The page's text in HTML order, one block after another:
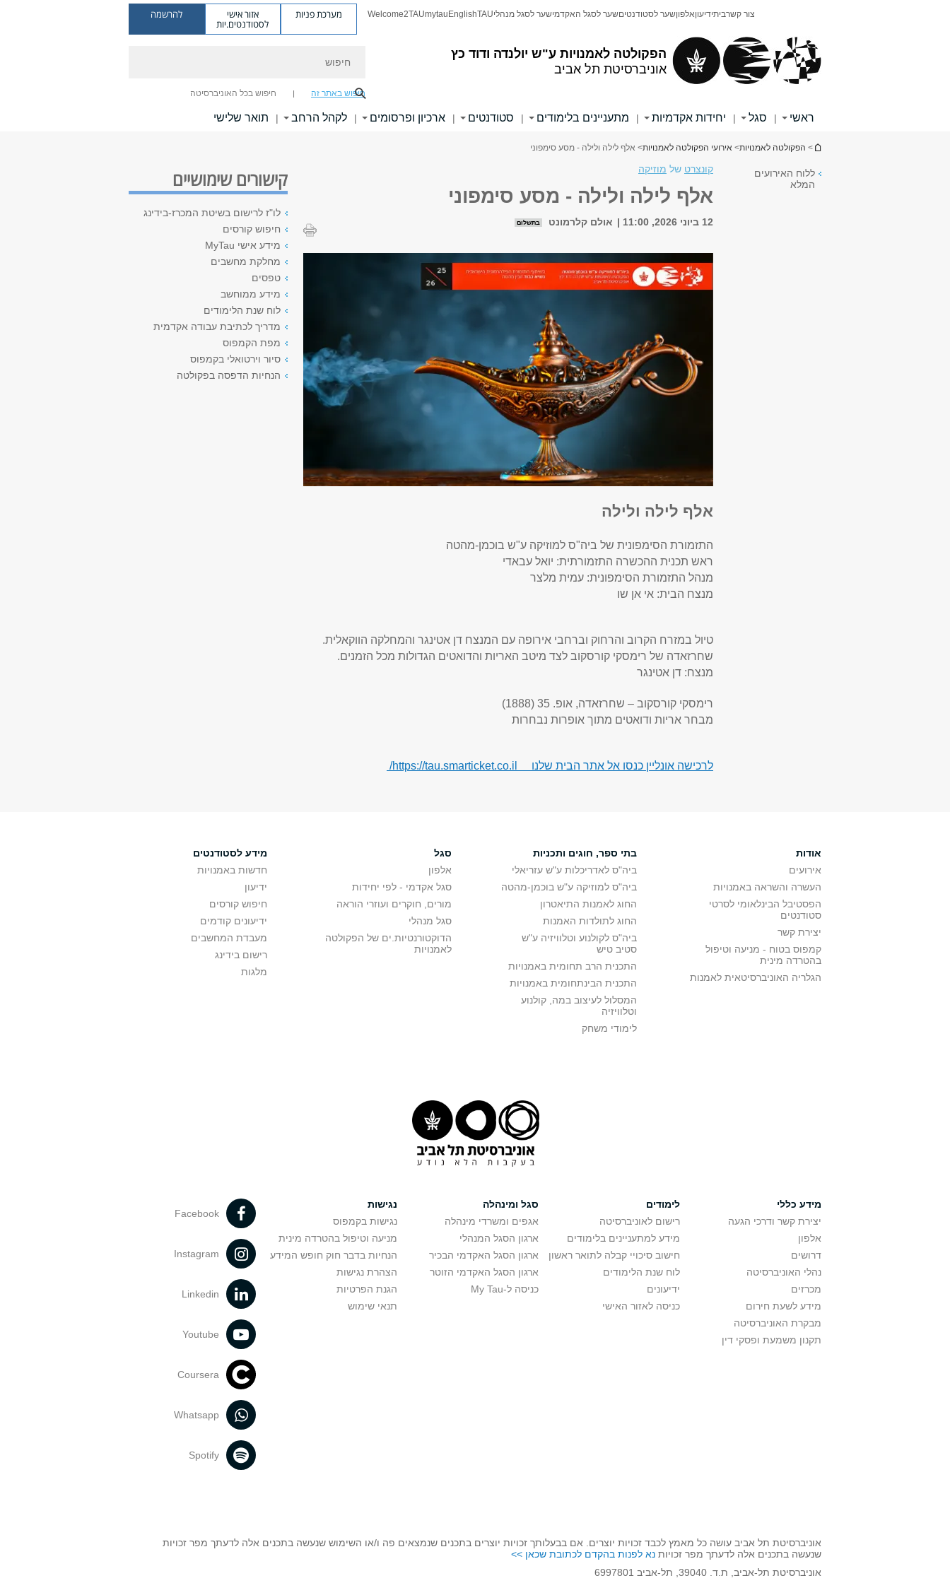
הפקולטה לאמנויות ע"ש יולנדה ודוד כץ
אוניברסיטת תל אביב
צור קשרביתידיעוןאלפוןשער לסטודנטיםשער לסגל האקדמישער לסגל מנהליTAU
English
mytau
Welcome2TAU מערכת פניות אזור אישי
לסטודנטים.יות
להרשמה
חיפוש באתר זה חיפוש בכל האוניברסיטה
ראשי | סגל | יחידות אקדמיות | מתעניינים בלימודים | סטודנטים | ארכיון ופרסומים | לקהל הרחב | תואר שלישי
הינך נמצא כאן
> הפקולטה לאמנויות> אירועי הפקולטה לאמנויות> אלף לילה ולילה - מסע סימפוני
ללוח האירועים
המלא
קונצרט של מוזיקה
אלף לילה ולילה - מסע סימפוני
12 ביוני 2026, 11:00 אולם קלרמונט בתשלום
אלף לילה ולילה
התזמורת הסימפונית של ביה"ס למוזיקה ע"ש בוכמן-מהטה
ראש תכנית ההכשרה התזמורתית: יואל עבאדי
מנהל התזמורת הסימפונית: עמית מלצר
מנצח הבית: אי אן שו
טיול במזרח הקרוב והרחוק וברחבי אירופה עם המנצח דן אטינגר והמחלקה הווקאלית.
שחרזאדה של רימסקי קורסקוב לצד מיטב האריות והדואטים הגדולות מכל הזמנים.
מנצח: דן אטינגר
רימסקי קורסקוב – שחרזאדה, אופ. 35 (1888)
מבחר אריות ודואטים מתוך אופרות נבחרות
לרכישה אונליין כנסו אל אתר הבית שלנו https://tau.smarticket.co.il/
קישורים שימושיים
לו"ז לרישום בשיטת המכרז-בידינג
חיפוש קורסים
מידע אישי MyTau
מחלקת מחשבים
טפסים
מידע ממוחשב
לוח שנת הלימודים
מדריך לכתיבת עבודה אקדמית
מפת הקמפוס
סיור וירטואלי בקמפוס
הנחיות הדפסה בפקולטה
אודות
אירועים
העשרה והשראה באמנויות
הפסטיבל הבינלאומי לסרטי
סטודנטים
יצירת קשר
קמפוס בטוח - מניעה וטיפול
בהטרדה מינית
הגלריה האוניברסיטאית לאמנות
בתי ספר, חוגים ותכניות
ביה"ס לאדריכלות ע"ש עזריאלי
ביה"ס למוזיקה ע"ש בוכמן-מהטה
החוג לאמנות התיאטרון
החוג לתולדות האמנות
ביה"ס לקולנוע וטלוויזיה ע"ש
סטיב טיש
התכנית הרב תחומית באמנויות
התכנית הבינתחומית באמנויות
המסלול לעיצוב במה, קולנוע
וטלוויזיה
לימודי משחק
סגל
אלפון
סגל אקדמי - לפי יחידות
מורים, חוקרים ועוזרי הוראה
סגל מנהלי
הדוקטורנטיות.ים של הפקולטה
לאמנויות
מידע לסטודנטים
חדשות באמנויות
ידיעון
חיפוש קורסים
ידיעונים קודמים
מעבדת המחשבים
רישום בידינג
מלגות
מידע כללי
יצירת קשר ודרכי הגעה
אלפון
דרושים
נהלי האוניברסיטה
מכרזים
מידע לשעת חירום
מבקרת האוניברסיטה
תקנון משמעת ופסקי דין
לימודים
רישום לאוניברסיטה
מידע למתעניינים בלימודים
חישוב סיכויי קבלה לתואר ראשון
לוח שנת הלימודים
ידיעונים
כניסה לאזור האישי
סגל ומינהלה
אגפים ומשרדי מינהלה
ארגון הסגל המנהלי
ארגון הסגל האקדמי הבכיר
ארגון הסגל האקדמי הזוטר
כניסה ל-My Tau
נגישות
נגישות בקמפוס
מניעה וטיפול בהטרדה מינית
הנחיות בדבר חוק חופש המידע
הצהרת נגישות
הגנת הפרטיות
תנאי שימוש
Facebook
Instagram
Linkedin
Youtube
Coursera
Whatsapp
Spotify
אוניברסיטת תל אביב עושה כל מאמץ לכבד זכויות יוצרים. אם בבעלותך זכויות יוצרים בתכנים שנמצאים פה ו/או השימוש שנעשה בתכנים אלה לדעתך מפר זכויות
שנעשה בתכנים אלה לדעתך מפר זכויות נא לפנות בהקדם לכתובת שכאן >>
אוניברסיטת תל-אביב, ת.ד. 39040, תל-אביב 6997801